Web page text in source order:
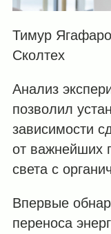
Тимур
Сколтех
Анализ
позволил
зависимости
от важнейших
света с
Впервые
переноса